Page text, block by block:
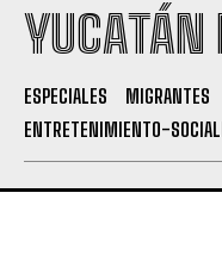
YUCATÁN
ESPECIALES MIGRANTES
ENTRETENIMIENTO-